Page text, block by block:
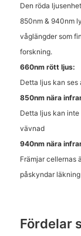
Den röda
850nm & 940nm
våglängder som
forskning.
660nm rött ljus:
Detta ljus kan
850nm nära
Detta ljus kan
vävnad
940nm nära
Främjar cellernas
påskyndar
Fördelar